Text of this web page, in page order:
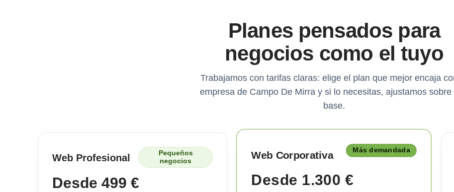
Planes pensados para
negocios como el tuyo
Trabajamos con tarifas claras: elige el plan que mejor encaja
empresa de Campo De Mirra y si lo necesitas, ajustamos sobre
base.
Web Profesional
Pequeños
negocios
Desde 499 €
Web Corporativa Más demandada
Desde 1.300 €